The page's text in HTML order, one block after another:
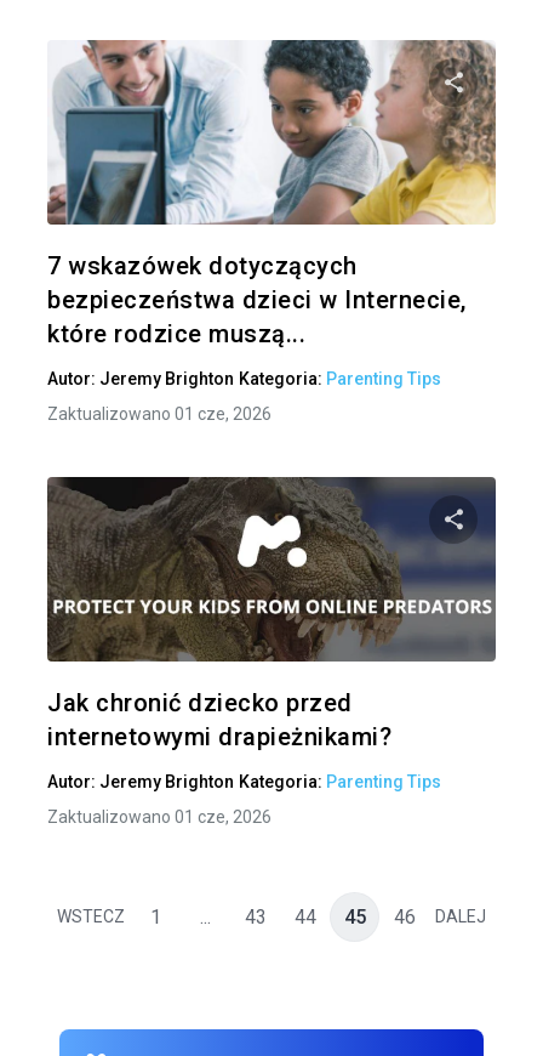
7 wskazówek dotyczących
bezpieczeństwa dzieci w Internecie,
które rodzice muszą...
Autor: Jeremy Brighton Kategoria: Parenting Tips
Zaktualizowano 01 cze, 2026
Jak chronić dziecko przed
internetowymi drapieżnikami?
Autor: Jeremy Brighton Kategoria: Parenting Tips
Zaktualizowano 01 cze, 2026
WSTECZ 1 ... 43 44 45 46 DALEJ